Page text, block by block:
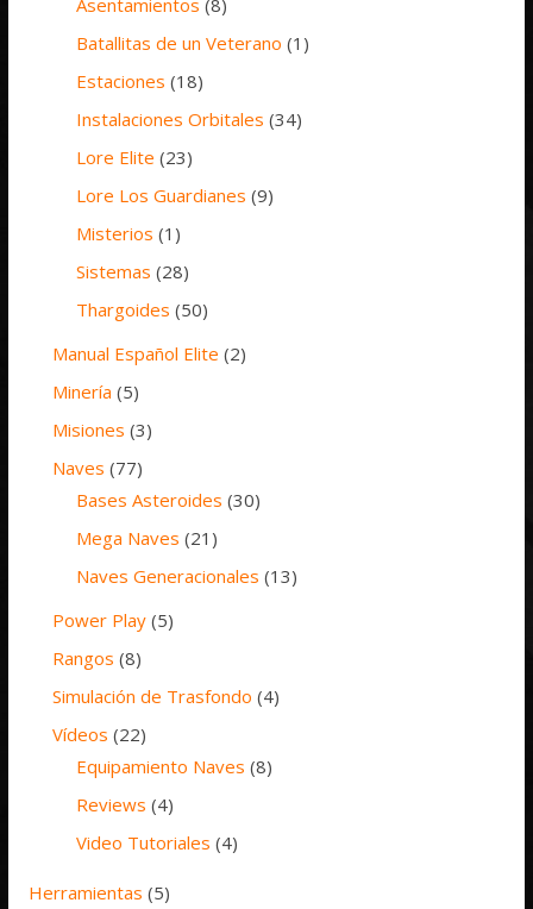
Asentamientos (8)
Batallitas de un Veterano (1)
Estaciones (18)
Instalaciones Orbitales (34)
Lore Elite (23)
Lore Los Guardianes (9)
Misterios (1)
Sistemas (28)
Thargoides (50)
Manual Español Elite (2)
Minería (5)
Misiones (3)
Naves (77)
Bases Asteroides (30)
Mega Naves (21)
Naves Generacionales (13)
Power Play (5)
Rangos (8)
Simulación de Trasfondo (4)
Vídeos (22)
Equipamiento Naves (8)
Reviews (4)
Video Tutoriales (4)
Herramientas (5)